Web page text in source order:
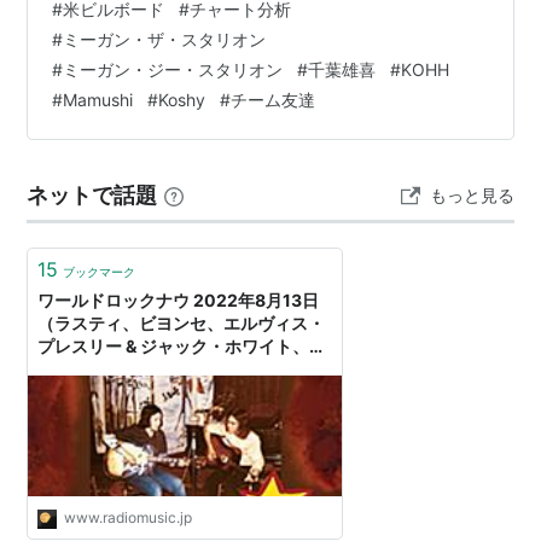
さんが千葉さん参加の「Mamushi」をプロデュースして
います。 なお、Megan Thee Stallionのカタカナ表記はメ
ディアによって異なりますが、日本のレコード会社では
ミーガン・ザ・スタリオンと記載してお…
#米ビルボード #チャート分析
#ミーガン・ザ・スタリオン
#ミーガン・ジー・スタリオン #千葉雄喜 #KOHH
#Mamushi #Koshy #チーム友達
ネットで話題 もっと見る
15 ブックマーク
ワールドロックナウ 2022年8月13日
（ラスティ、ビヨンセ、エルヴィス・
プレスリー & ジャック・ホワイト、マ
ン、ビリー・アイリッシュ） - ラジオ
と音楽
www.radiomusic.jp